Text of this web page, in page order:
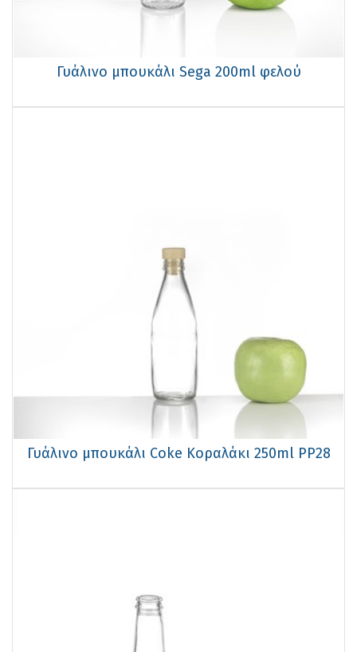
Γυάλινο μπουκάλι Sega 200ml φελού
Γυάλινο μπουκάλι Coke Κοραλάκι 250ml PP28